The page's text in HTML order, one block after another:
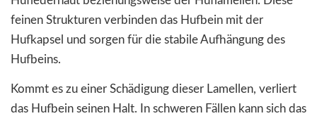
feinen Strukturen verbinden das Hufbein mit der
Hufkapsel und sorgen für die stabile Aufhängung des
Hufbeins.
Kommt es zu einer Schädigung dieser Lamellen, verliert
das Hufbein seinen Halt. In schweren Fällen kann sich das